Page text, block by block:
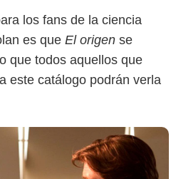
los fans de la ciencia
es que El origen se
que todos aquellos que
este catálogo podrán verla